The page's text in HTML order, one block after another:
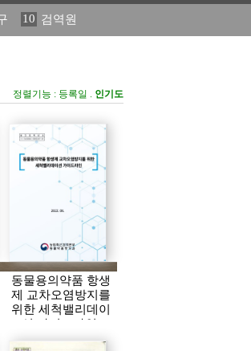
10 검역원
19 2023
정렬기능 : 등록일 . 인기도
동물용의약품 항생
제 교차오염방지를
위한 세척밸리데이
션 가이드라인: